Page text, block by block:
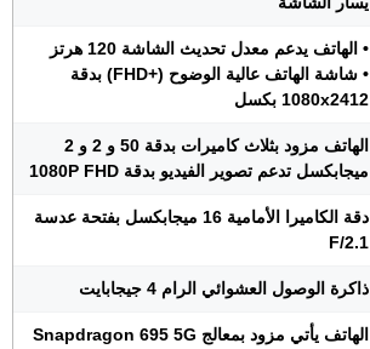
• الهاتف يدعم معدل تحديث الشاشة 120 هرتز
• شاشة الهاتف عالية الوضوح (+FHD) بدقة
1080x2412 بكسل
الهاتف مزود بثلاث كاميرات بدقة 50 و 2 و 2
ميجابكسل تدعم تصوير الفيديو بدقة 1080P FHD
دقة الكاميرا الأمامية 16 ميجابكسل بفتحة عدسة
F/2.1
ذاكرة الوصول العشوائي الرام 4 جيجابايت
الهاتف يأتي مزود بمعالج Snapdragon 695 5G